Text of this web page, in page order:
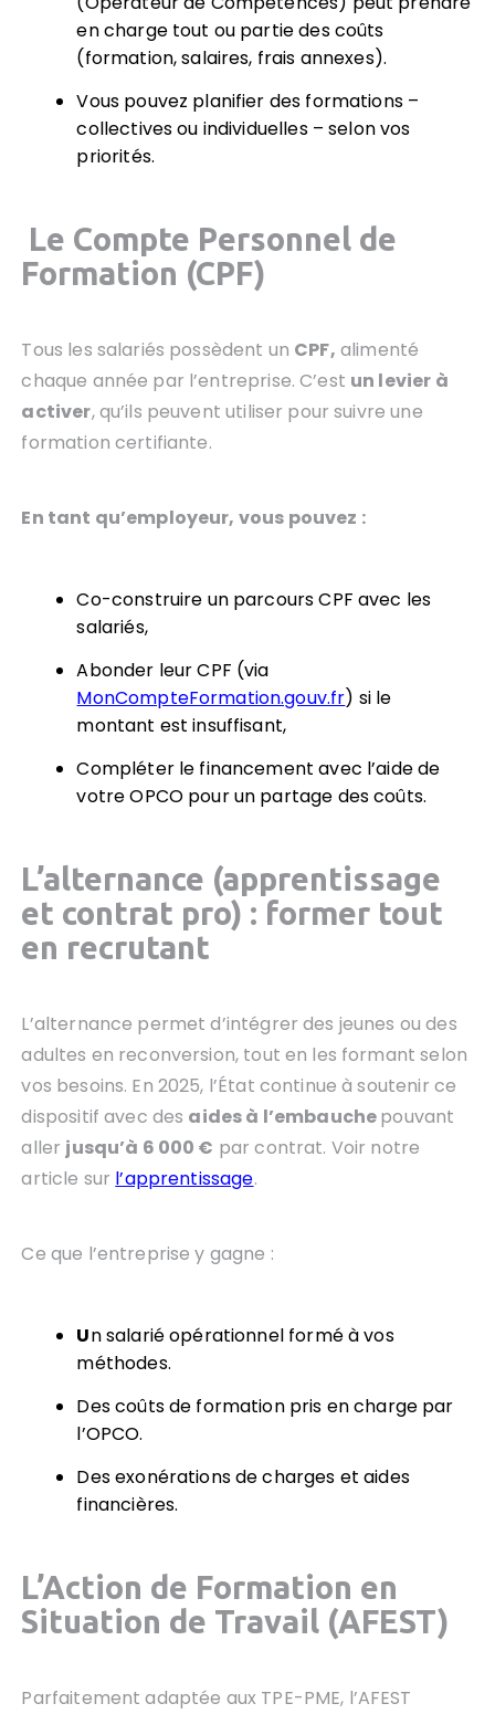
en charge tout ou partie des coûts
(formation, salaires, frais annexes).
Vous pouvez planifier des formations –
collectives ou individuelles – selon vos
priorités.
Le Compte Personnel de
Formation (CPF)
Tous les salariés possèdent un CPF, alimenté
chaque année par l’entreprise. C’est un levier à
activer, qu’ils peuvent utiliser pour suivre une
formation certifiante.
En tant qu’employeur, vous pouvez :
Co-construire un parcours CPF avec les
salariés,
Abonder leur CPF (via
MonCompteFormation.gouv.fr) si le
montant est insuffisant,
Compléter le financement avec l’aide de
votre OPCO pour un partage des coûts.
L’alternance (apprentissage
et contrat pro) : former tout
en recrutant
L’alternance permet d’intégrer des jeunes ou des
adultes en reconversion, tout en les formant selon
vos besoins. En 2025, l’État continue à soutenir ce
dispositif avec des aides à l’embauchepouvant
aller jusqu’à 6 000 € par contrat. Voir notre
article sur l’apprentissage.
Ce que l’entreprise y gagne :
Un salarié opérationnel formé à vos
méthodes.
Des coûts de formation pris en charge par
l’OPCO.
Des exonérations de charges et aides
financières.
L’Action de Formation en
Situation de Travail (AFEST)
Parfaitement adaptée aux TPE-PME, l’AFEST